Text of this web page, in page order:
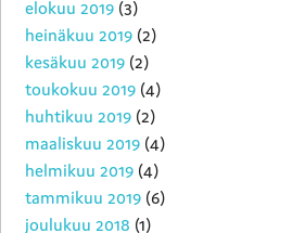
elokuu 2019 (3)
heinäkuu 2019 (2)
kesäkuu 2019 (2)
toukokuu 2019 (4)
huhtikuu 2019 (2)
maaliskuu 2019 (4)
helmikuu 2019 (4)
tammikuu 2019 (6)
joulukuu 2018 (1)